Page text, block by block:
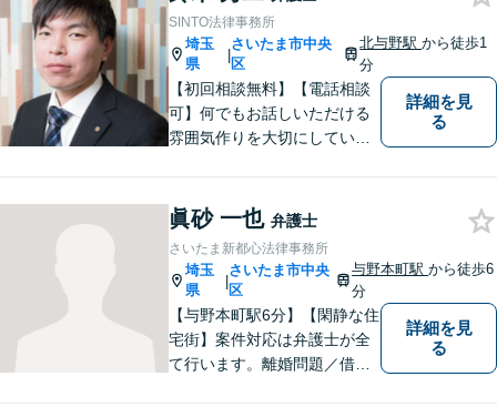
SINTO法律事務所
埼玉
県
|
さいたま市中央
区
北与野駅から徒歩1
分
【初回相談無料】【電話相談
可】何でもお話しいただける
雰囲気作りを大切にしていま
をお聞きになってからの判断
で構いませんので、トラブル
でお困りの方は一人で悩ま
ず、一度お気軽にご相談下さ
い。
詳細を見
る
眞砂 一也 弁護士
さいたま新都心法律事務所
埼玉
県
|
さいたま市中央
区
与野本町駅から徒歩6
分
【与野本町駅6分】【閑静な住
宅街】案件対応は弁護士が全
て行います。離婚問題／借
詳細を見
る